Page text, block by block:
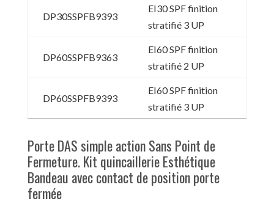
DP30SSPFB9393
EI30 SPF finition
stratifié 3 UP
DP60SSPFB9363
EI60 SPF finition
stratifié 2 UP
DP60SSPFB9393
EI60 SPF finition
stratifié 3 UP
Porte DAS simple action Sans Point de
Fermeture. Kit quincaillerie Esthétique
Bandeau avec contact de position porte
fermée